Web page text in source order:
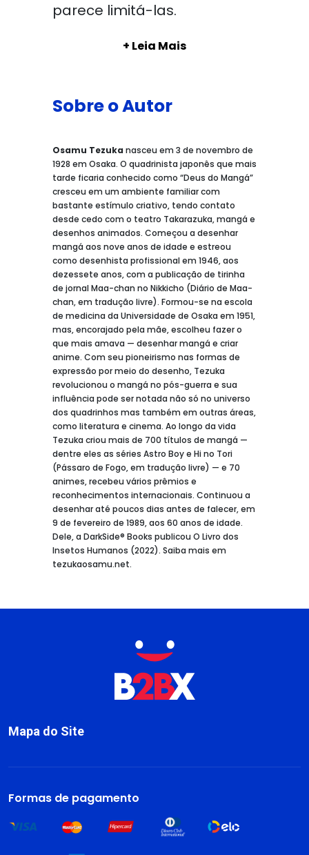
parece limitá-las.
+ Leia Mais
Sobre o Autor
Osamu Tezuka nasceu em 3 de novembro de
1928 em Osaka. O quadrinista japonês que mais
tarde ficaria conhecido como “Deus do Mangá”
cresceu em um ambiente familiar com
bastante estímulo criativo, tendo contato
desde cedo com o teatro Takarazuka, mangá e
desenhos animados. Começou a desenhar
mangá aos nove anos de idade e estreou
como desenhista profissional em 1946, aos
dezessete anos, com a publicação de tirinha
de jornal Maa-chan no Nikkicho (Diário de Maa-
chan, em tradução livre). Formou-se na escola
de medicina da Universidade de Osaka em 1951,
mas, encorajado pela mãe, escolheu fazer o
que mais amava — desenhar mangá e criar
anime. Com seu pioneirismo nas formas de
expressão por meio do desenho, Tezuka
revolucionou o mangá no pós-guerra e sua
influência pode ser notada não só no universo
dos quadrinhos mas também em outras áreas,
como literatura e cinema. Ao longo da vida
Tezuka criou mais de 700 títulos de mangá —
dentre eles as séries Astro Boy e Hi no Tori
(Pássaro de Fogo, em tradução livre) — e 70
animes, recebeu vários prêmios e
reconhecimentos internacionais. Continuou a
desenhar até poucos dias antes de falecer, em
9 de fevereiro de 1989, aos 60 anos de idade.
Dele, a DarkSide® Books publicou O Livro dos
Insetos Humanos (2022). Saiba mais em
tezukaosamu.net.
Mapa do Site
Formas de pagamento